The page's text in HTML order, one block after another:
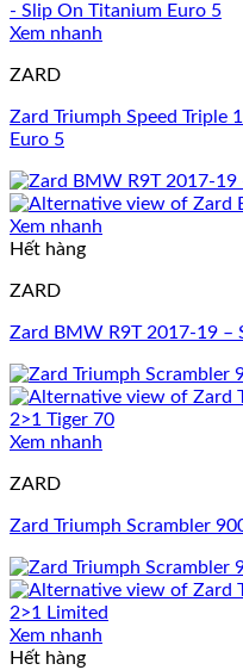
Xem nhanh
ZARD
Zard Triumph Speed Triple
Euro 5
Xem nhanh
Hết hàng
ZARD
Zard BMW R9T 2017-19 –
Xem nhanh
ZARD
Zard Triumph Scrambler
Xem nhanh
Hết hàng